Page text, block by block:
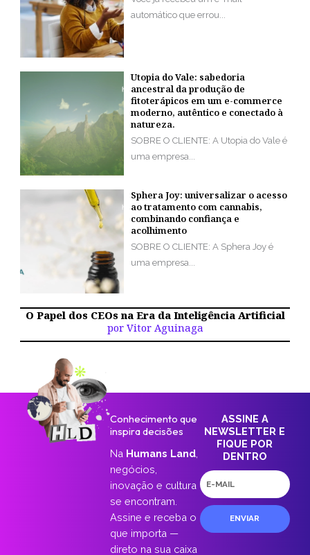
automático que errou...
Utopia do Vale: sabedoria
ancestral da produção de
fitoterápicos em um e-commerce
moderno, autêntico e conectado à
natureza.
SOBRE O CLIENTE: A Utopia do Vale é
uma empresa...
Sphera Joy: universalizar o acesso
ao tratamento com cannabis,
combinando confiança e
acolhimento
SOBRE O CLIENTE: A Sphera Joy é
uma empresa...
O Papel dos CEOs na Era da Inteligência Artificial
por Vitor Aguinaga
Conhecimento que
inspira decisões
Na Humans Land
negócios,
inovação e cultura
se encontram.
Assine e receba o
que importa —
direto na sua caixa
ASSINE A
NEWSLETTER E
FIQUE POR
DENTRO
E-
mail
ENVIAR